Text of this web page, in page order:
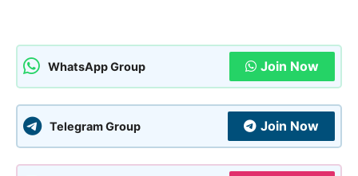
WhatsApp Group Join Now
Telegram Group Join Now